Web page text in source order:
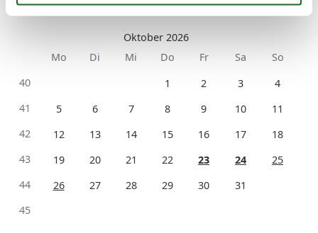
41
Oktober 2026
Mo
Di Mi Do Fr Sa
So
40
1 2 3
4
41
5 6 7 8 9 10
11
42
12 13 14 15 16 17
18
43
19 20 21 22 23 24
25
44
26 27 28 29 30
31
45